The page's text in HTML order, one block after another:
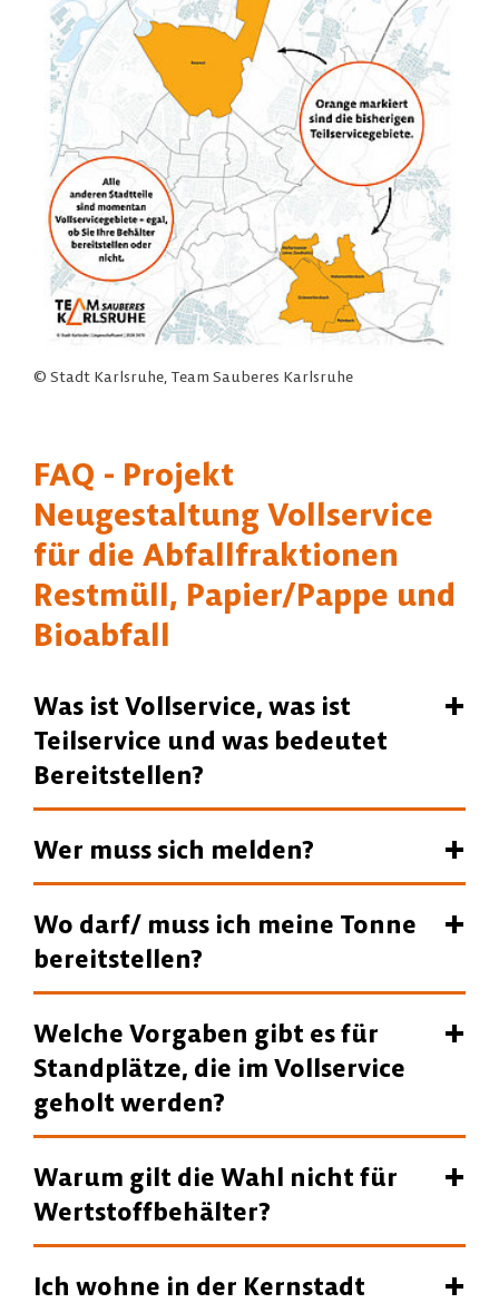
© Stadt Karlsruhe, Team Sauberes Karlsruhe
FAQ - Projekt
Neugestaltung Vollservice
für die Abfallfraktionen
Restmüll, Papier/Pappe und
Bioabfall
Was ist Vollservice, was ist
Teilservice und was bedeutet
Bereitstellen?
Wer muss sich melden?
Wo darf/ muss ich meine Tonne
bereitstellen?
Welche Vorgaben gibt es für
Standplätze, die im Vollservice
geholt werden?
Warum gilt die Wahl nicht für
Wertstoffbehälter?
Ich wohne in der Kernstadt